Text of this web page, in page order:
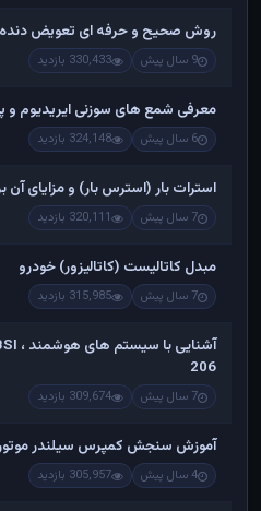
روش صحیح و حرفه ای تعویض
9 سال پیش 330,433 بازدید
معرفی شمع های سوزنی ایریدیوم و
6 سال پیش 324,148 بازدید
استرات بار (استرس بار) و مزایای
7 سال پیش 320,111 بازدید
مبدل کاتالیست (کاتالیزور) خودرو
7 سال پیش 315,985 بازدید
206
7 سال پیش 309,674 بازدید
آموزش سنجش کمپرس سیلندر
4 سال پیش 305,957 بازدید